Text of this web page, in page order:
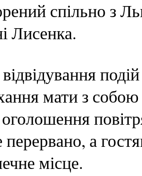
спільно з
Лисенка.
мати з
оголошення
перервано, а
місце.